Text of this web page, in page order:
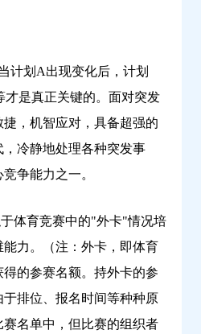
划A出现变化后，计划
才是真正关键的。面对突发
，机智应对，具备超强的
冷静地处理各种突发事
争能力之一。
体育竞赛中的"外卡"情况培
力。（注：外卡，即体育
的参赛名额。持外卡的参
排位、报名时间等种种原
名单中，但比赛的组织者